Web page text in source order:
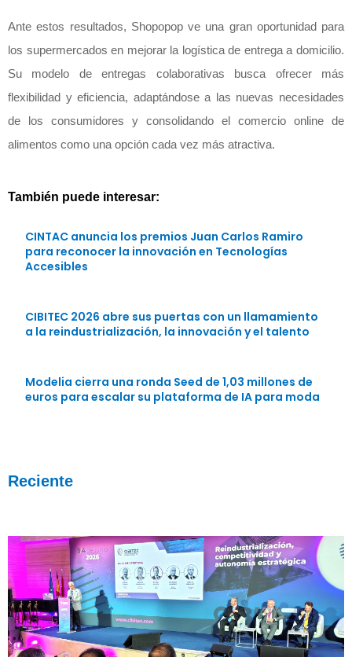
Ante estos resultados, Shopopop ve una gran oportunidad para
los supermercados en mejorar la logística de entrega a domicilio.
Su modelo de entregas colaborativas busca ofrecer más
flexibilidad y eficiencia, adaptándose a las nuevas necesidades
de los consumidores y consolidando el comercio online de
alimentos como una opción cada vez más atractiva.
También puede interesar:
CINTAC anuncia los premios Juan Carlos Ramiro
para reconocer la innovación en Tecnologías
Accesibles
CIBITEC 2026 abre sus puertas con un llamamiento
a la reindustrialización, la innovación y el talento
Modelia cierra una ronda Seed de 1,03 millones de
euros para escalar su plataforma de IA para moda
Reciente